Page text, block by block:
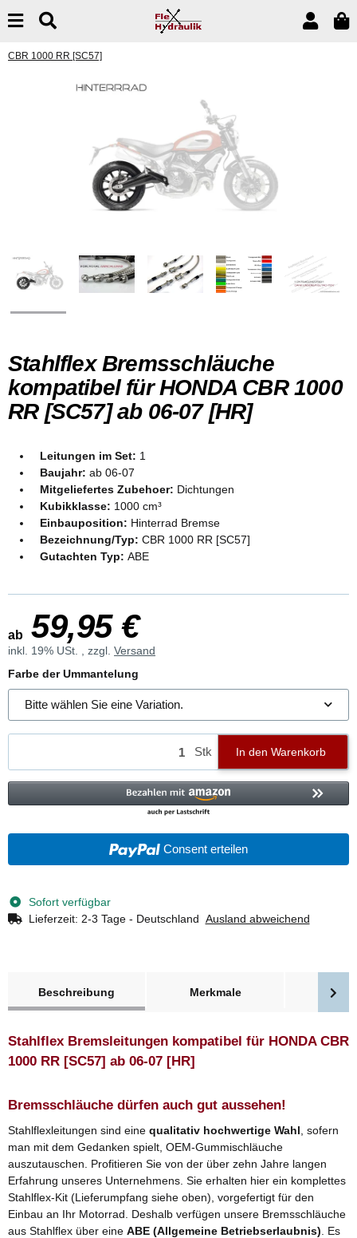
CBR 1000 RR [SC57]
Stahlflex Bremsschläuche
kompatibel für HONDA CBR 1000
RR [SC57] ab 06-07 [HR]
Leitungen im Set: 1
Baujahr: ab 06-07
Mitgeliefertes Zubehoer: Dichtungen
Kubikklasse: 1000 cm³
Einbauposition: Hinterrad Bremse
Bezeichnung/Typ: CBR 1000 RR [SC57]
Gutachten Typ: ABE
ab 59,95 €
inkl. 19% USt. , zzgl. Versand
Farbe der Ummantelung
Bitte wählen Sie eine Variation.
Stk In den Warenkorb
Consent erteilen
Sofort verfügbar
Lieferzeit: 2-3 Tage - Deutschland Ausland abweichend
Beschreibung
Merkmale
Stahlflex Bremsleitungen kompatibel für HONDA CBR
1000 RR [SC57] ab 06-07 [HR]
Bremsschläuche dürfen auch gut aussehen!
Stahlflexleitungen sind eine qualitativ hochwertige Wahl , sofern
man mit dem Gedanken spielt, OEM-Gummischläuche
auszutauschen. Profitieren Sie von der über zehn Jahre langen
Erfahrung unseres Unternehmens. Sie erhalten hier ein komplettes
Stahlflex-Kit (Lieferumpfang siehe oben), vorgefertigt für den
Einbau an Ihr Motorrad. Deshalb verfügen unsere Bremsschläuche
aus Stahlflex über eine ABE (Allgemeine Betriebserlaubnis) . Es